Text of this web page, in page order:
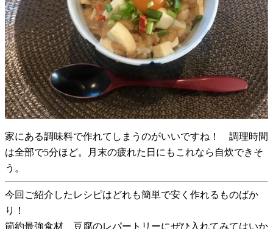
家にある調味料で作れてしまうのがいいですね！ 調理時間
は全部で5分ほど。月末の疲れた日にもこれなら自炊できそ
う。
今回ご紹介したレシピはどれも簡単で安く作れるものばか
り！
節約最強食材、豆腐のレパートリーにぜひ入れてみてはいか